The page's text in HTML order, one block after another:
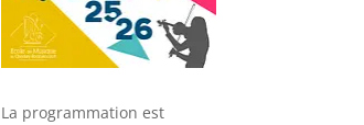
La programmation est